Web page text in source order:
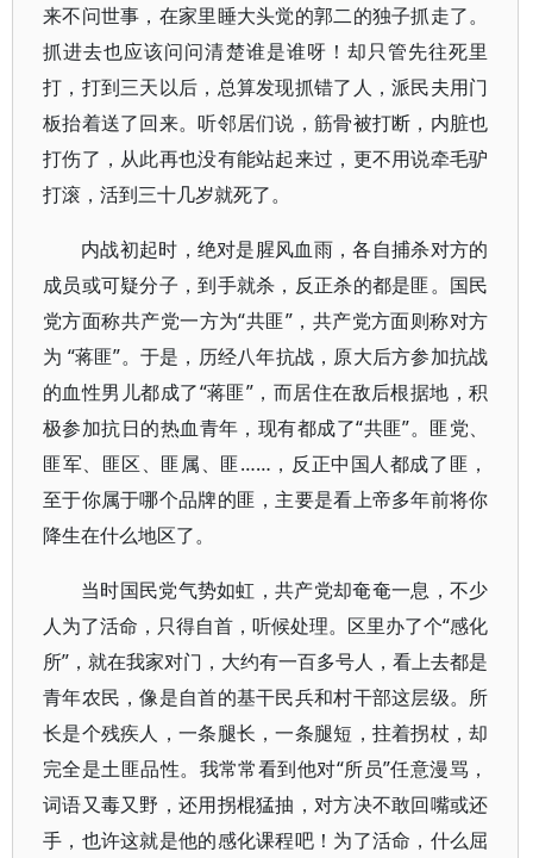
来不问世事，在家里睡大头觉的郭二的独子抓走了。
抓进去也应该问问清楚谁是谁呀！却只管先往死里
打，打到三天以后，总算发现抓错了人，派民夫用门
板抬着送了回来。听邻居们说，筋骨被打断，内脏也
打伤了，从此再也没有能站起来过，更不用说牵毛驴
打滚，活到三十几岁就死了。
内战初起时，绝对是腥风血雨，各自捕杀对方的
成员或可疑分子，到手就杀，反正杀的都是匪。国民
党方面称共产党一方为“共匪”，共产党方面则称对方
为 “蒋匪”。于是，历经八年抗战，原大后方参加抗战
的血性男儿都成了“蒋匪”，而居住在敌后根据地，积
极参加抗日的热血青年，现有都成了“共匪”。匪党、
匪军、匪区、匪属、匪……，反正中国人都成了匪，
至于你属于哪个品牌的匪，主要是看上帝多年前将你
降生在什么地区了。
当时国民党气势如虹，共产党却奄奄一息，不少
人为了活命，只得自首，听候处理。区里办了个“感化
所”，就在我家对门，大约有一百多号人，看上去都是
青年农民，像是自首的基干民兵和村干部这层级。所
长是个残疾人，一条腿长，一条腿短，拄着拐杖，却
完全是土匪品性。我常常看到他对“所员”任意漫骂，
词语又毒又野，还用拐棍猛抽，对方决不敢回嘴或还
手，也许这就是他的感化课程吧！为了活命，什么屈